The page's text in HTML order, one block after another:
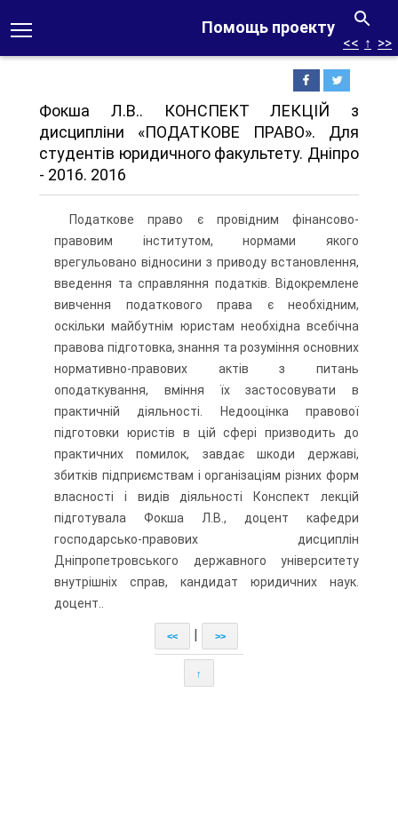
Помощь проекту
<< ↑ >>
Фокша Л.В.. КОНСПЕКТ ЛЕКЦІЙ з
дисципліни «ПОДАТКОВЕ ПРАВО». Для
студентів юридичного факультету. Дніпро
- 2016. 2016
Податкове право є провідним фінансово-
правовим інститутом, нормами якого
врегульовано відносини з приводу встановлення,
введення та справляння податків. Відокремлене
вивчення податкового права є необхідним,
оскільки майбутнім юристам необхідна всебічна
правова підготовка, знання та розуміння основних
нормативно-правових актів з питань
оподаткування, вміння їх застосовувати в
практичній діяльності. Недооцінка правової
підготовки юристів в цій сфері призводить до
практичних помилок, завдає шкоди державі,
збитків підприємствам і організаціям різних форм
власності і видів діяльності Конспект лекцій
підготувала Фокша Л.В., доцент кафедри
господарсько-правових дисциплін
Дніпропетровського державного університету
внутрішніх справ, кандидат юридичних наук.
доцент..
<< >>
↑